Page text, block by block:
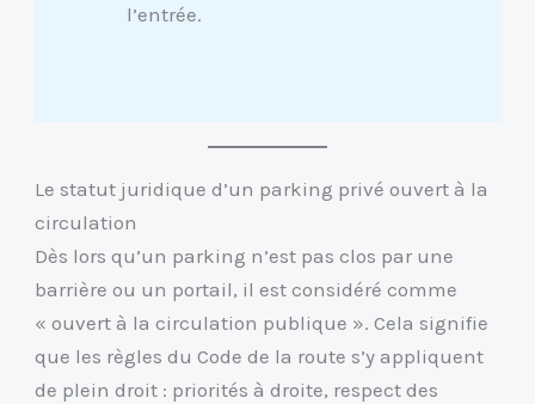
l’entrée.
Le statut juridique d’un parking privé ouvert à la
circulation
Dès lors qu’un parking n’est pas clos par une
barrière ou un portail, il est considéré comme
« ouvert à la circulation publique ». Cela signifie
que les règles du Code de la route s’y appliquent
de plein droit : priorités à droite, respect des